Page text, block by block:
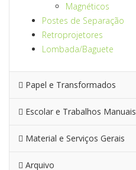
Magnéticos
Postes de Separação
Retroprojetores
Lombada/Baguete
Papel e Transformados
Escolar e Trabalhos Manuais
Material e Serviços Gerais
Arquivo